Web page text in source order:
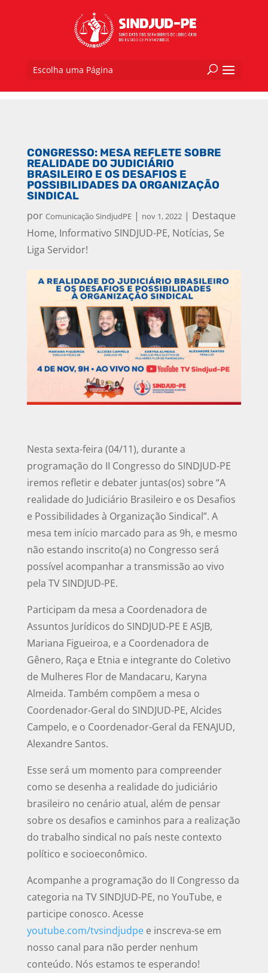
Escolha uma Página
CONGRESSO: MESA REFLETE SOBRE
REALIDADE DO JUDICIÁRIO
BRASILEIRO E OS DESAFIOS E
POSSIBILIDADES DA ORGANIZAÇÃO
SINDICAL
por Comunicação SindjudPE| nov 1, 2022| Destaque
Home, Informativo SINDJUD-PE, Notícias, Se
Liga Servidor!
Nesta sexta-feira (04/11), durante a
programação do II Congresso do SINDJUD-PE
iremos refletir e debater juntas(os) sobre “A
realidade do Judiciário Brasileiro e os Desafios
e Possibilidades à Organização Sindical”. A
mesa tem início marcado para as 9h, e mesmo
não estando inscrito(a) no Congresso será
possível acompanhar a transmissão ao vivo
pela TV SINDJUD-PE.
Participam da mesa a Coordenadora de
Assuntos Jurídicos do SINDJUD-PE E ASJB,
Mariana Figueiroa, e a Coordenadora de
Gênero, Raça e Etnia e integrante do Coletivo
de Mulheres Flor de Mandacaru, Karyna
Almeida. Também compõem a mesa o
Coordenador-Geral do SINDJUD-PE, Alcides
Campelo, e o Coordenador-Geral da FENAJUD,
Alexandre Santos.
Esse será um momento para compreender
como se desenha a realidade do judiciário
brasileiro no cenário atual, além de pensar
sobre os desafios e caminhos para a realização
do trabalho sindical no país neste contexto
político e socioeconômico.
Acompanhe a programação do II Congresso da
categoria na TV SINDJUD-PE, no YouTube, e
participe conosco. Acesse
youtube.com/tvsindjudpee inscreva-se em
nosso canal para não perder nenhum
conteúdo. Nós estamos te esperando!